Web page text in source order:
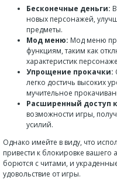
Бесконечные деньги:
новых персонажей,
предметы.
Мод меню: Мод меню
функциям, таким как
характеристик
Упрощение прокачки:
легко достичь высоких
мучительное
Расширенный доступ
возможности игры,
усилий.
Однако имейте в виду, что
привести к блокировке вашего
борются с читами, и
удовольствие от игры.